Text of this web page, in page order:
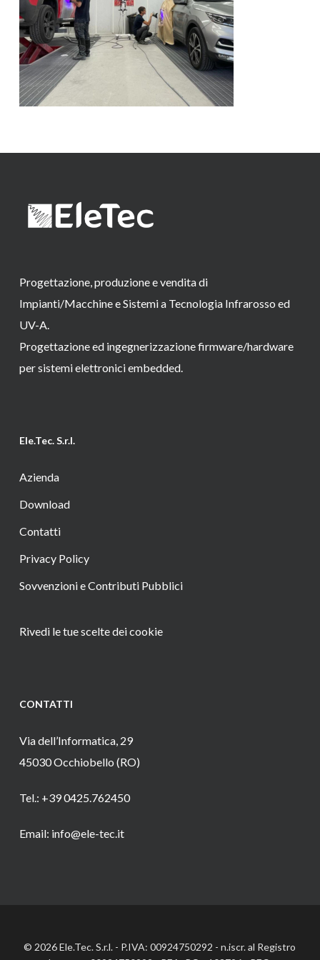
Progettazione, produzione e vendita di
Impianti/Macchine e Sistemi a Tecnologia Infrarosso ed
UV-A.
Progettazione ed ingegnerizzazione firmware/hardware
per sistemi elettronici embedded.
Ele.Tec. S.r.l.
Azienda
Download
Contatti
Privacy Policy
Sovvenzioni e Contributi Pubblici
Rivedi le tue scelte dei cookie
CONTATTI
Via dell’Informatica, 29
45030 Occhiobello (RO)
Tel.: +39 0425.762450
Email: info@ele-tec.it
© 2026 Ele.Tec. S.r.l. - P.IVA: 00924750292 - n.iscr. al Registro